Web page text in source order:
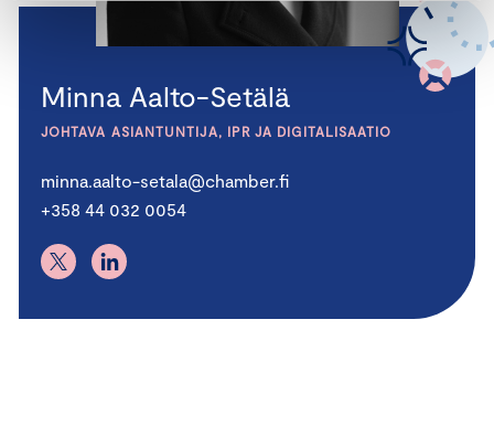
Minna Aalto-Setälä
JOHTAVA ASIANTUNTIJA, IPR JA DIGITALISAATIO
minna.aalto-setala@chamber.fi
+358 44 032 0054